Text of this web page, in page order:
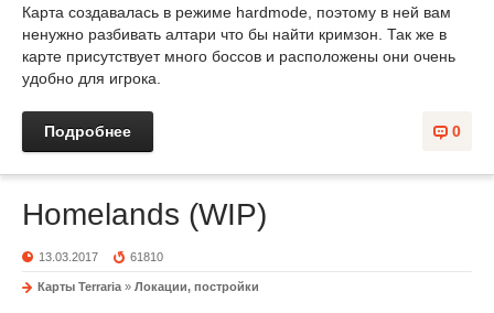
Карта создавалась в режиме hardmode, поэтому в ней вам
ненужно разбивать алтари что бы найти кримзон. Так же в
карте присутствует много боссов и расположены они очень
удобно для игрока.
0
Подробнее
Homelands (WIP)
13.03.2017 61810
Карты Terraria » Локации, постройки